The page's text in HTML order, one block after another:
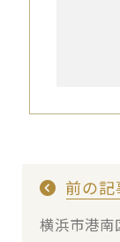
前の記
横浜市港南